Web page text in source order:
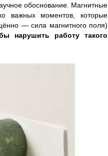
обоснование. Магнитные
важных моментов, которые
— сила магнитного поля)
нарушить работу такого